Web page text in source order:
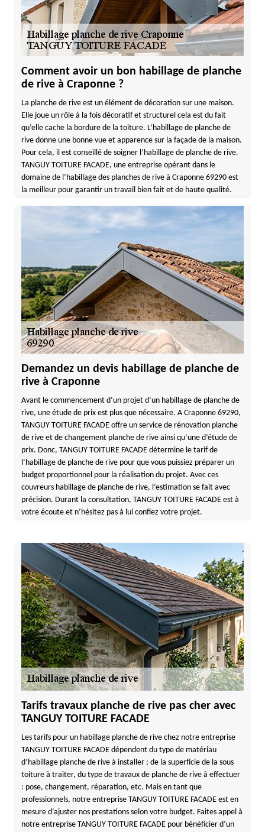
Comment avoir un bon habillage de planche
de rive à Craponne ?
La planche de rive est un élément de décoration sur une maison.
Elle joue un rôle à la fois décoratif et structurel cela est du fait
qu’elle cache la bordure de la toiture. L’habillage de planche de
rive donne une bonne vue et apparence sur la façade de la maison.
Pour cela, il est conseillé de soigner l’habillage de planche de rive.
TANGUY TOITURE FACADE, une entreprise opérant dans le
domaine de l’habillage des planches de rive à Craponne 69290 est
la meilleur pour garantir un travail bien fait et de haute qualité.
Demandez un devis habillage de planche de
rive à Craponne
Avant le commencement d’un projet d’un habillage de planche de
rive, une étude de prix est plus que nécessaire. A Craponne 69290,
TANGUY TOITURE FACADE offre un service de rénovation planche
de rive et de changement planche de rive ainsi qu’une d’étude de
prix. Donc, TANGUY TOITURE FACADE détermine le tarif de
l’habillage de planche de rive pour que vous puissiez préparer un
budget proportionnel pour la réalisation du projet. Avec ces
couvreurs habillage de planche de rive, l’estimation se fait avec
précision. Durant la consultation, TANGUY TOITURE FACADE est à
votre écoute et n’hésitez pas à lui confiez votre projet.
Tarifs travaux planche de rive pas cher avec
TANGUY TOITURE FACADE
Les tarifs pour un habillage planche de rive chez notre entreprise
TANGUY TOITURE FACADE dépendent du type de matériau
d’habillage planche de rive à installer ; de la superficie de la sous
toiture à traiter, du type de travaux de planche de rive à effectuer
: pose, changement, réparation, etc. Mais en tant que
professionnels, notre entreprise TANGUY TOITURE FACADE est en
mesure d’ajuster nos prestations selon votre budget. Faites appel à
notre entreprise TANGUY TOITURE FACADE pour bénéficier d’un